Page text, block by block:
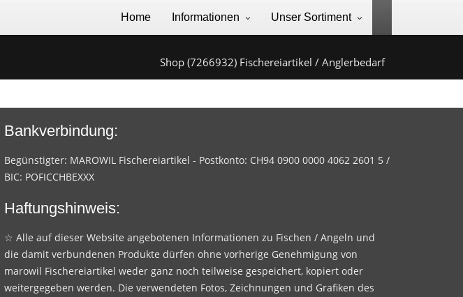
Home Informationen Unser Sortiment
Shop (7266932) Fischereiartikel / Anglerbedarf
Bankverbindung:
Begünstigter: MAROWIL Fischereiartikel - Postkonto: CH94 0900 0000 4062 2601 5 /
BIC: POFICCHBEXXX
Haftungshinweis:
☆ Alle auf dieser Website angebotenen Informationen zu Fischen / Angeln und
die damit verbundenen Produkte dürfen ohne vorherige Genehmigung von
marowil Fischereiartikel weder ganz noch teilweise gespeichert, kopiert oder
weitergegeben werden. Die verwendeten Fotos, Zeichnungen und Grafiken des